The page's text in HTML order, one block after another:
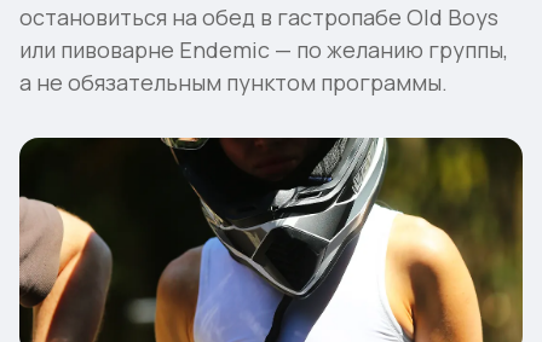
остановиться на обед в гастропабе Old Boys
или пивоварне Endemic — по желанию группы,
а не обязательным пунктом программы.